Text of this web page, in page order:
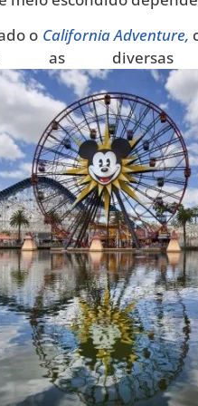
o California Adventure,
as